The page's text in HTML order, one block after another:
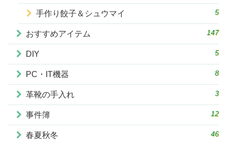
手作り餃子＆シュウマイ 5
おすすめアイテム 147
DIY 5
PC・IT機器 8
革靴の手入れ 3
事件簿 12
春夏秋冬 46